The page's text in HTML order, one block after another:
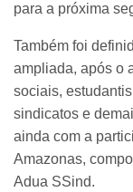
para a próxima
Também foi
ampliada, após o
sociais,
sindicatos e
ainda com a
Amazonas,
Adua SSind.